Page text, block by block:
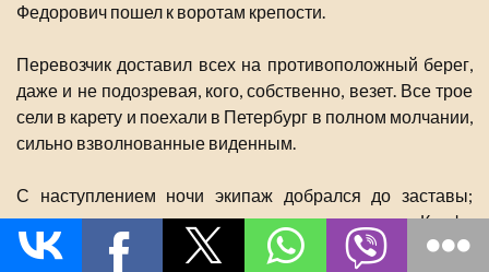
Федорович пошел к воротам крепости.
Перевозчик доставил всех на противоположный берег,
даже и не подозревая, кого, собственно, везет. Все трое
сели в карету и поехали в Петербург в полном молчании,
сильно взволнованные виденным.
С наступлением ночи экипаж добрался до заставы;
император приказал остановиться и велел Корфу
следовать в экипаже домой, между тем как сам